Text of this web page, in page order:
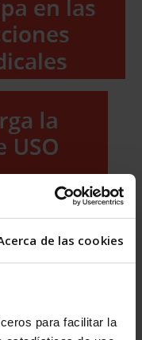
de las cookies
para facilitar la